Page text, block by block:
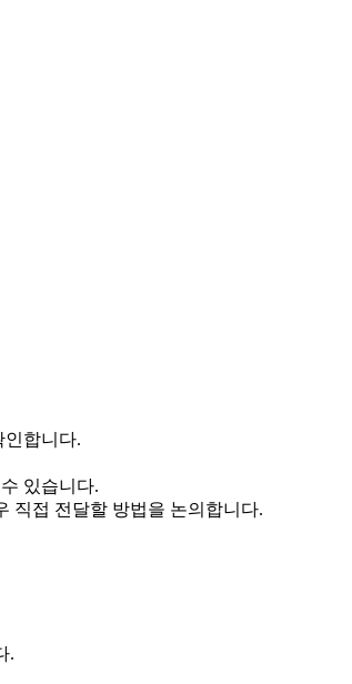
인합니다.
있습니다.
직접 전달할 방법을 논의합니다.
.